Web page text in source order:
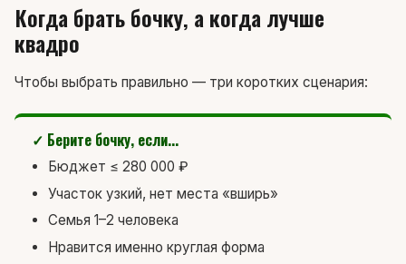
Когда брать бочку, а когда лучше
квадро
Чтобы выбрать правильно — три коротких сценария:
✓ Берите бочку, если...
Бюджет ≤ 280 000 ₽
Участок узкий, нет места «вширь»
Семья 1–2 человека
Нравится именно круглая форма